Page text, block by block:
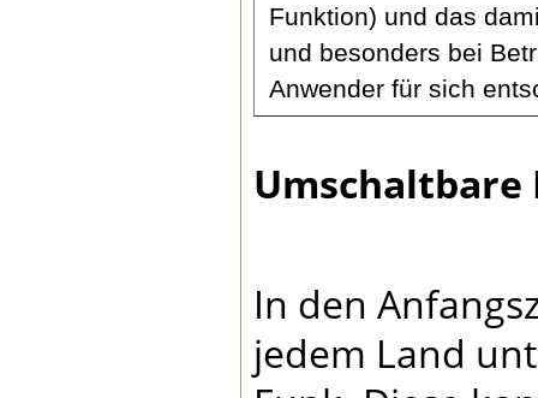
Funktion) und das
und besonders bei
Anwender für sich
Umschaltbare
In den
jedem Land